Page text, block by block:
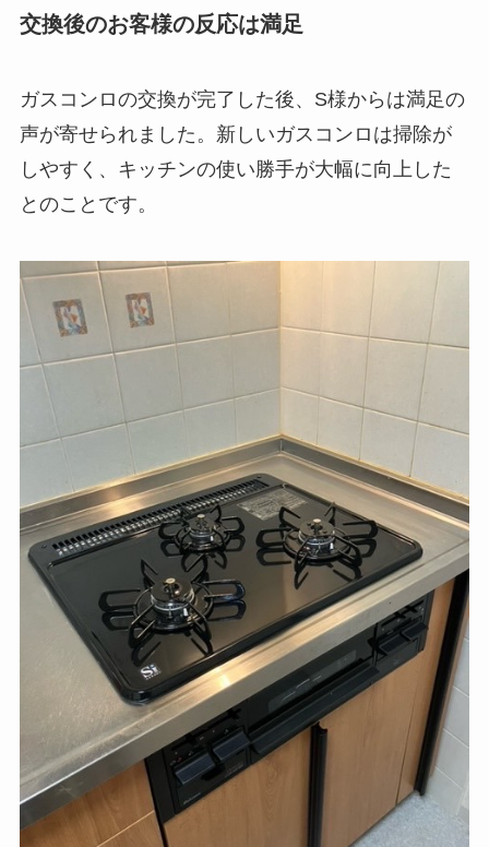
交換後のお客様の反応は満足
ガスコンロの交換が完了した後、S様からは満足の
声が寄せられました。新しいガスコンロは掃除が
しやすく、キッチンの使い勝手が大幅に向上した
とのことです。